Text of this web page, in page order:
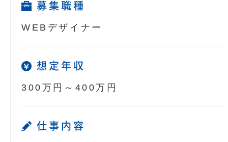
募集職種
WEBデザイナー
想定年収
300万円～400万円
仕事内容